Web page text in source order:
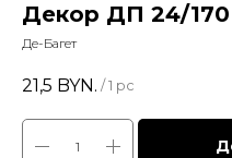
Декор ДП 24/170
Де-Багет
21,5 BYN. / 1 pc